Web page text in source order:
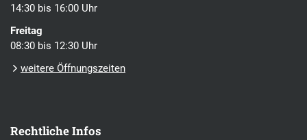
14:30 bis 16:00 Uhr
Freitag
08:30 bis 12:30 Uhr
weitere Öffnungszeiten
Rechtliche Infos